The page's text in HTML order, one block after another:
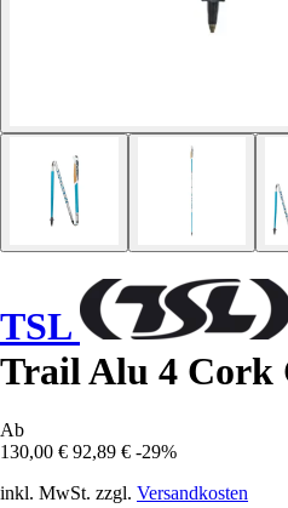
TSL
Trail Alu 4 Cork
Ab
130,00 € 92,89 € -29%
inkl. MwSt. zzgl. Versandkosten